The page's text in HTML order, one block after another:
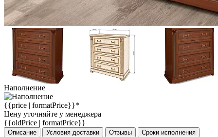
Наполнение
{{price | formatPrice}}*
Цену уточняйте у менеджера
{{oldPrice | formatPrice}}
Описание Условия доставки Отзывы
Сроки исполнения